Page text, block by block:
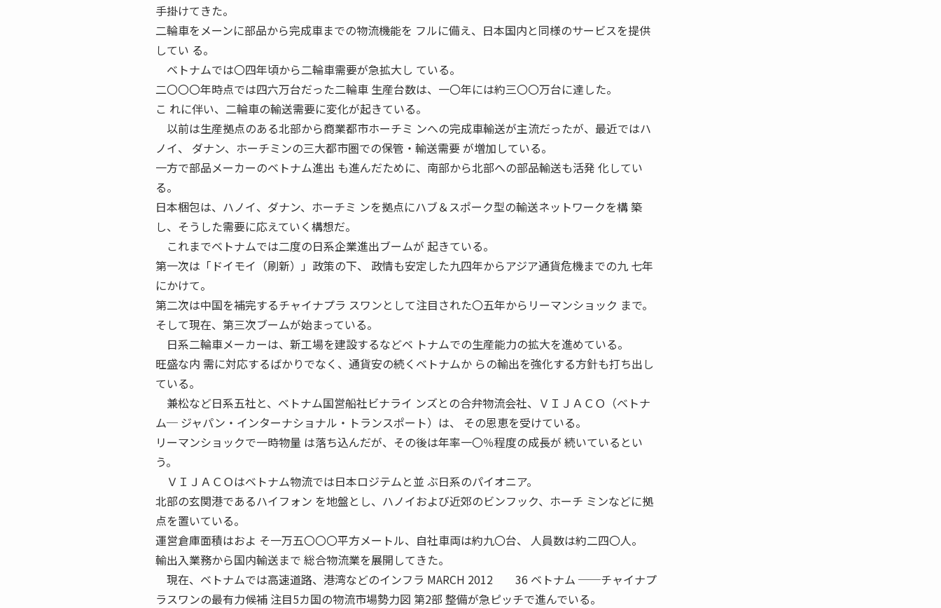
手掛けてきた。
二輪車をメーンに部品から完成車までの物流機能を フルに備え、日本国内と同様のサービスを提供
してい る。
ベトナムでは〇四年頃から二輪車需要が急拡大し ている。
二〇〇〇年時点では四六万台だった二輪車 生産台数は、一〇年には約三〇〇万台に達した。
こ れに伴い、二輪車の輸送需要に変化が起きている。
以前は生産拠点のある北部から商業都市ホーチミ ンへの完成車輸送が主流だったが、最近ではハ
ノイ、 ダナン、ホーチミンの三大都市圏での保管・輸送需要 が増加している。
一方で部品メーカーのベトナム進出 も進んだために、南部から北部への部品輸送も活発 化してい
る。
日本梱包は、ハノイ、ダナン、ホーチミ ンを拠点にハブ＆スポーク型の輸送ネットワークを構 築
し、そうした需要に応えていく構想だ。
これまでベトナムでは二度の日系企業進出ブームが 起きている。
第一次は「ドイモイ（刷新）」政策の下、 政情も安定した九四年からアジア通貨危機までの九 七年
にかけて。
第二次は中国を補完するチャイナプラ スワンとして注目された〇五年からリーマンショック まで。
そして現在、第三次ブームが始まっている。
日系二輪車メーカーは、新工場を建設するなどベ トナムでの生産能力の拡大を進めている。
旺盛な内 需に対応するばかりでなく、通貨安の続くベトナムか らの輸出を強化する方針も打ち出し
ている。
兼松など日系五社と、ベトナム国営船社ビナライ ンズとの合弁物流会社、ＶＩＪＡＣＯ（ベトナ
ム─ ジャパン・インターナショナル・トランスポート）は、 その恩恵を受けている。
リーマンショックで一時物量 は落ち込んだが、その後は年率一〇％程度の成長が 続いているとい
う。
ＶＩＪＡＣＯはベトナム物流では日本ロジテムと並 ぶ日系のパイオニア。
北部の玄関港であるハイフォン を地盤とし、ハノイおよび近郊のビンフック、ホーチ ミンなどに拠
点を置いている。
運営倉庫面積はおよ そ一万五〇〇〇平方メートル、自社車両は約九〇台、 人員数は約二四〇人。
輸出入業務から国内輸送まで 総合物流業を展開してきた。
現在、ベトナムでは高速道路、港湾などのインフラ MARCH 2012 36 ベトナム ──チャイナプ
ラスワンの最有力候補 注目5カ国の物流市場勢力図 第2部 整備が急ピッチで進んでいる。